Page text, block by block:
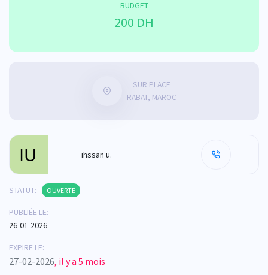
BUDGET
200 DH
SUR PLACE
RABAT, MAROC
ihssan u.
STATUT: OUVERTE
PUBLIÉE LE:
26-01-2026
EXPIRE LE:
27-02-2026, il y a 5 mois